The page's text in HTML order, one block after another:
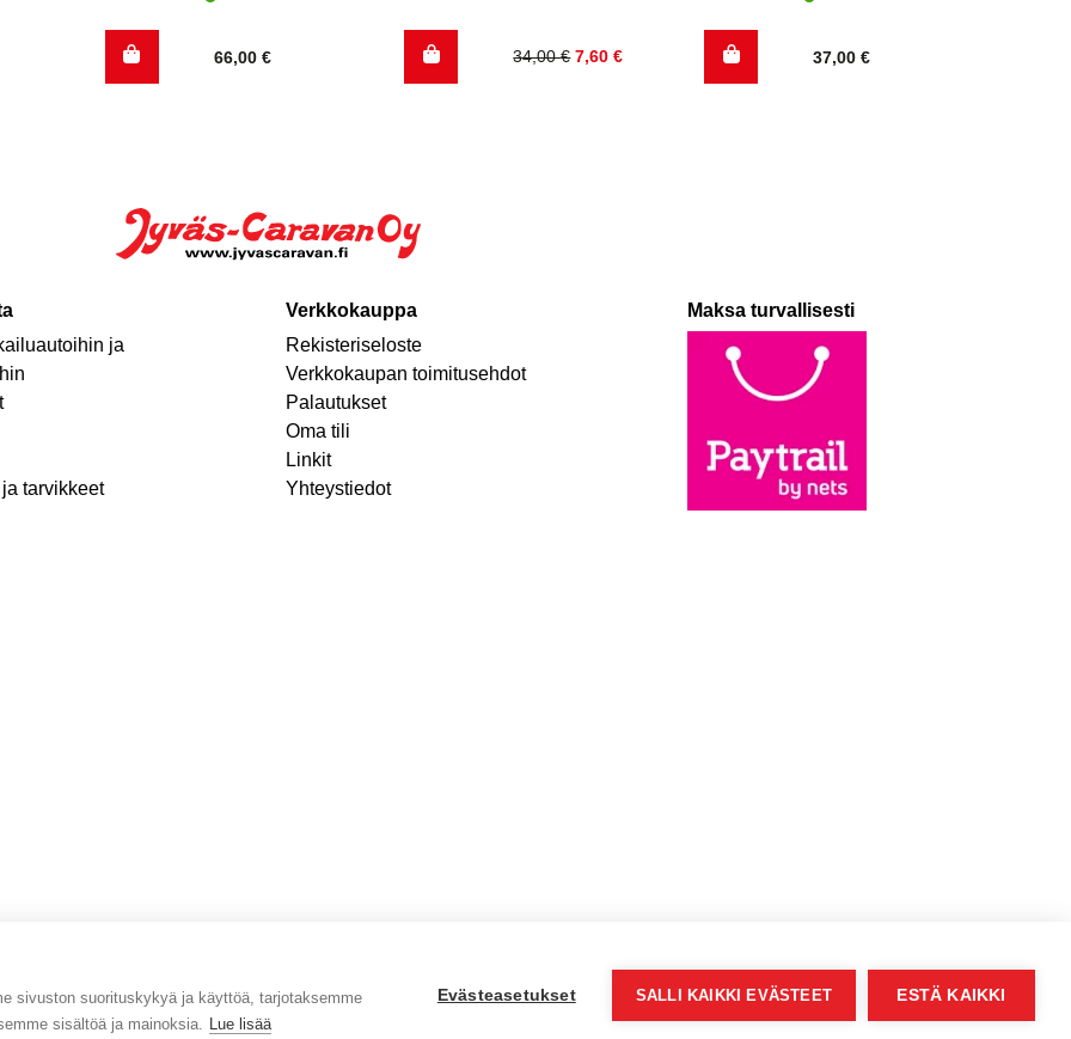
66,00 € 34,00€
Alkuperäinen
7,60€
Nykyinen
37,00€
ja
tarvikkeet
Verkkokauppa
Rekisteriseloste
Verkkokaupan toimitusehdot
Palautukset
Oma tili
Linkit
Yhteystiedot
Maksa turvallisesti
© Jyväs-Caravan 2026
sivuston suorituskykyä ja käyttöä, tarjotaksemme
sisältöä ja mainoksia. Lue lisää
Evästeasetukset SALLI KAIKKI EVÄSTEET ESTÄ KAIKKI